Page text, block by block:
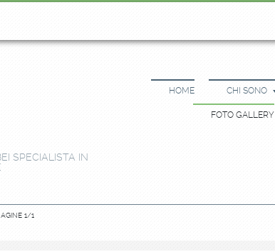
SPECIALISTA IN
HOME CHI SONO
FOTO GALLERY
1/1